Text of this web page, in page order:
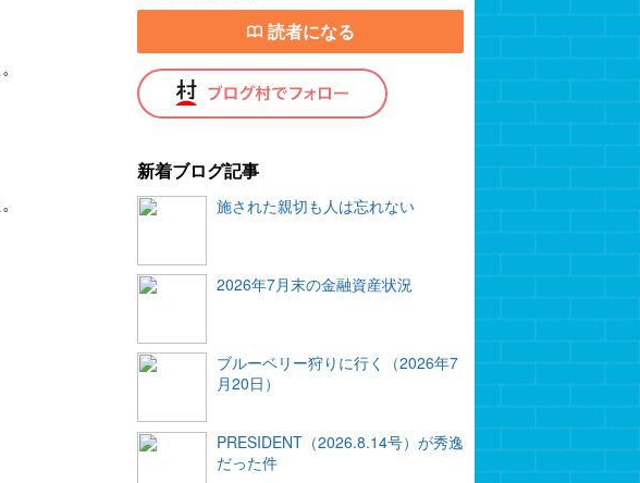
読者になる
新着ブログ記事
施された親切も人は忘れない
2026年7月末の金融資産状況
ブルーベリー狩りに行く（2026年7
月20日）
PRESIDENT（2026.8.14号）が秀逸
だった件